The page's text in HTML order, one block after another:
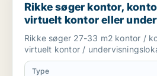
Rikke søger kontor,
virtuelt kontor eller
til leje i Middelfart,
Rikke søger 27-33 m2 kontor /
virtuelt kontor /
Type